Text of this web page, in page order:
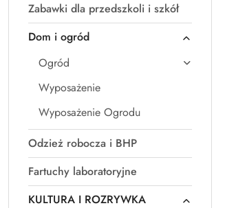
Zabawki dla przedszkoli i szkół
Dom i ogród
Ogród
Wyposażenie
Wyposażenie Ogrodu
Odzież robocza i BHP
Fartuchy laboratoryjne
KULTURA I ROZRYWKA